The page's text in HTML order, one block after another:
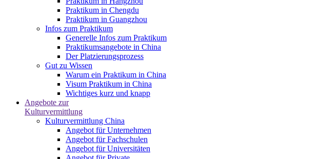
Praktikum in Chengdu
Praktikum in Guangzhou
Infos zum Praktikum
Generelle Infos zum Praktikum
Praktikumsangebote in China
Der Platzierungsprozess
Gut zu Wissen
Warum ein Praktikum in China
Visum Praktikum in China
Wichtiges kurz und knapp
Angebote zur
Kulturvermittlung
Kulturvermittlung China
Angebot für Unternehmen
Angebot für Fachschulen
Angebot für Universitäten